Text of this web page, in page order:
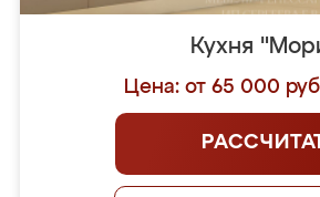
Кухня
Цена: от 65 000